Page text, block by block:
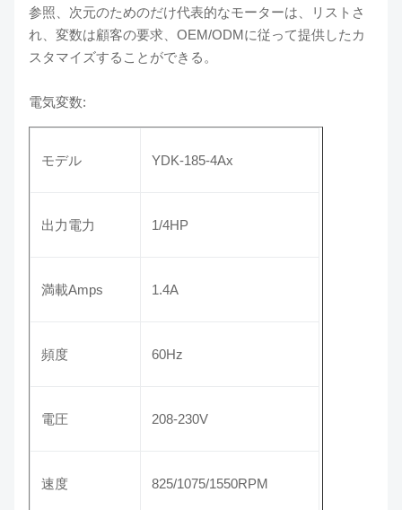
参照、次元のためのだけ代表的なモーターは、リストさ
れ、変数は顧客の要求、OEM/ODMに従って提供したカ
スタマイズすることができる。
電気変数:
モデル YDK-185-4Ax
出力電力 1/4HP
満載Amps 1.4A
頻度 60Hz
電圧 208-230V
速度 825/1075/1550RPM